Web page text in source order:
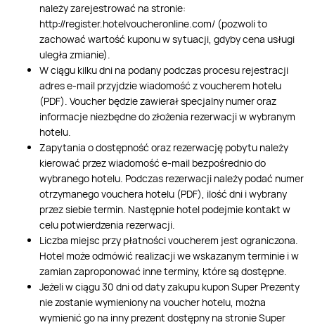
należy zarejestrować na stronie:
http://register.hotelvoucheronline.com/ (pozwoli to
zachować wartość kuponu w sytuacji, gdyby cena usługi
uległa zmianie).
W ciągu kilku dni na podany podczas procesu rejestracji
adres e-mail przyjdzie wiadomość z voucherem hotelu
(PDF). Voucher będzie zawierał specjalny numer oraz
informacje niezbędne do złożenia rezerwacji w wybranym
hotelu.
Zapytania o dostępność oraz rezerwację pobytu należy
kierować przez wiadomość e-mail bezpośrednio do
wybranego hotelu. Podczas rezerwacji należy podać numer
otrzymanego vouchera hotelu (PDF), ilość dni i wybrany
przez siebie termin. Następnie hotel podejmie kontakt w
celu potwierdzenia rezerwacji.
Liczba miejsc przy płatności voucherem jest ograniczona.
Hotel może odmówić realizacji we wskazanym terminie i w
zamian zaproponować inne terminy, które są dostępne.
Jeżeli w ciągu 30 dni od daty zakupu kupon Super Prezenty
nie zostanie wymieniony na voucher hotelu, można
wymienić go na inny prezent dostępny na stronie Super